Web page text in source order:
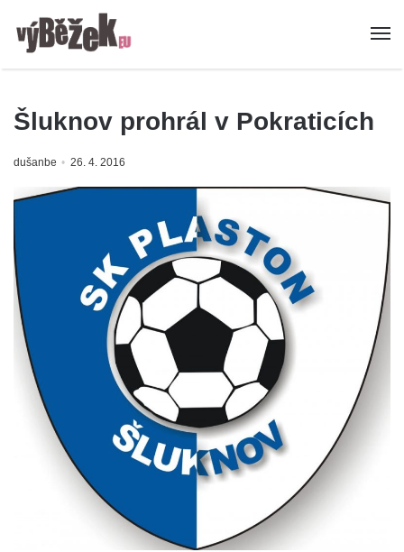
Šluknov prohrál v Pokraticích
dušanbe 26. 4. 2016